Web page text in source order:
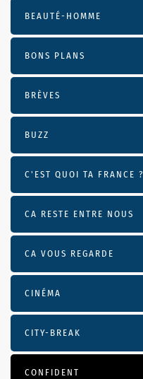
BEAUTÉ-HOMME
BONS PLANS
BRÈVES
BUZZ
C'EST QUOI TA FRANCE ?
CA RESTE ENTRE NOUS
CA VOUS REGARDE
CINÉMA
CITY-BREAK
CONFIDENT